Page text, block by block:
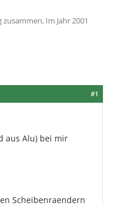
Im Jahr 2001
#1
aus Alu) bei mir
Scheibenraendern